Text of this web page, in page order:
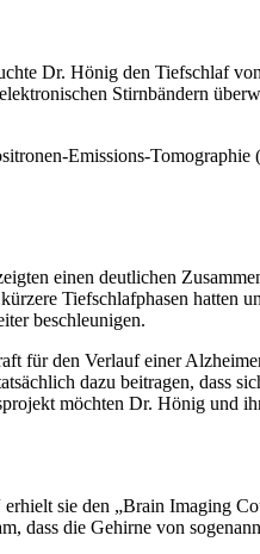
Dr. Hönig den Tiefschlaf
Stirnbändern
Emissions-Tomographie
einen deutlichen
Tiefschlafphasen hatten
beschleunigen.
für den Verlauf einer
dazu beitragen, dass
möchten Dr. Hönig und
sie den „Brain Imaging
dass die Gehirne von